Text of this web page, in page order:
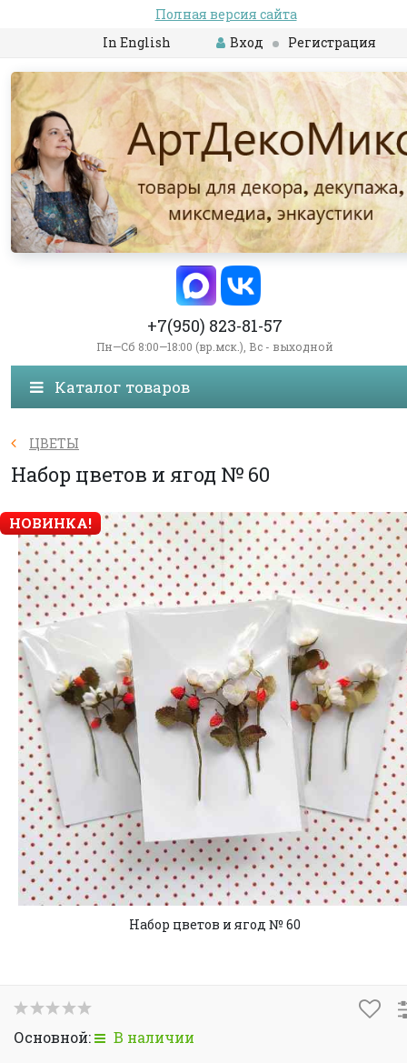
Полная версия сайта
In English
Вход Регистрация
+7(950) 823-81-57
Пн—Сб 8:00—18:00 (вр.мск.), Вс - выходной
Каталог товаров
ЦВЕТЫ
Набор цветов и ягод № 60
НОВИНКА!
Набор цветов и ягод № 60
Основной: В наличии